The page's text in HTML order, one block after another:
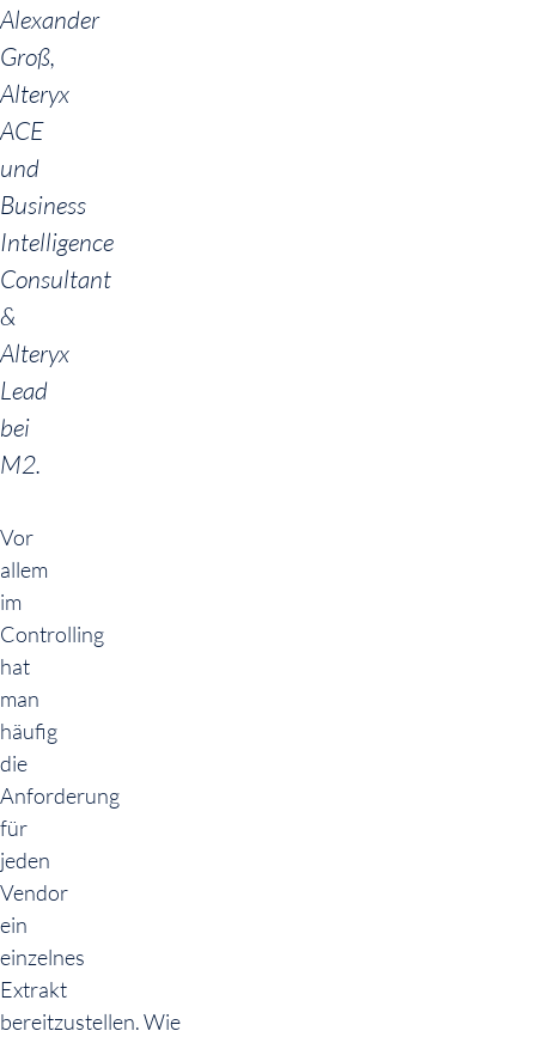
Alexander
Groß,
Alteryx
ACE
und
Business
Intelligence
Consultant
&
Alteryx
Lead
bei
M2.
Vor
allem
im
Controlling
hat
man
häufig
die
Anforderung
für
jeden
Vendor
ein
einzelnes
Extrakt
bereitzustellen. Wie